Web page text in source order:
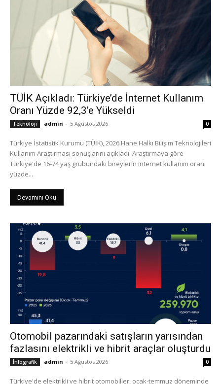
TÜİK Açıkladı: Türkiye’de İnternet Kullanım
Oranı Yüzde 92,3’e Yükseldi
Teknoloji admin - 5 Ağustos 2026 0
Türkiye İstatistik Kurumu (TÜİK), 2026 Hane Halkı Bilişim Teknolojileri
Kullanım Araştırması sonuçlarını açıkladı. Araştırmaya göre
Türkiye'de 16-74 yaş grubundaki bireylerin internet kullanım oranı
yüzde...
Devamını Oku
Otomobil pazarındaki satışların yarısından
fazlasını elektrikli ve hibrit araçlar oluşturdu
İnfografik admin - 5 Ağustos 2026 0
Türkiye'de elektrikli ve hibrit otomobiller, ocak-temmuz döneminde